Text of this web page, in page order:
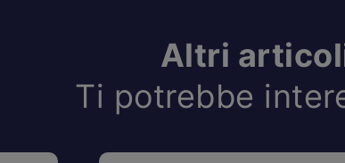
Altri
Ti potrebbe